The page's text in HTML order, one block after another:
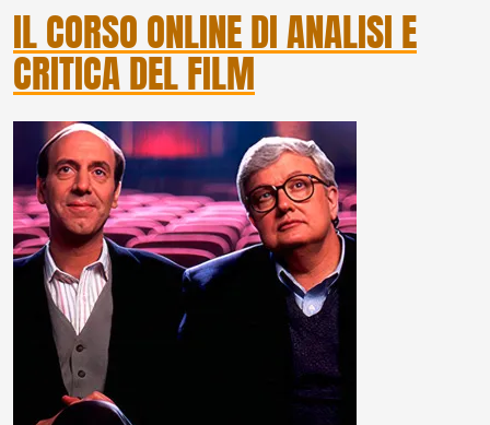
IL CORSO ONLINE DI ANALISI E
CRITICA DEL FILM